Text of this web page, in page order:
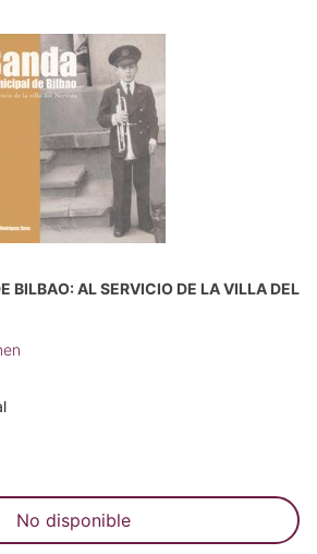
BILBAO: AL SERVICIO DE LA VILLA DEL
No disponible